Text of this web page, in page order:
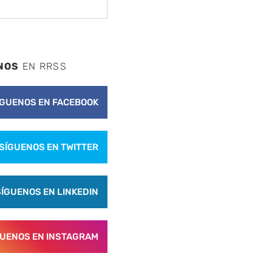
EN RRSS
EN FACEBOOK
EN TWITTER
EN LINKEDIN
EN INSTAGRAM